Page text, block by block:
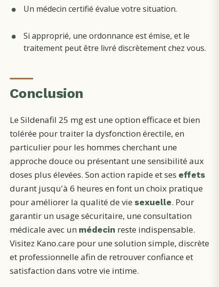
Un médecin certifié évalue votre situation.
Si approprié, une ordonnance est émise, et le
traitement peut être livré discrètement chez vous.
Conclusion
Le Sildenafil 25 mg est une option efficace et bien
tolérée pour traiter la dysfonction érectile, en
particulier pour les hommes cherchant une
approche douce ou présentant une sensibilité aux
doses plus élevées. Son action rapide et ses effets
durant jusqu'à 6 heures en font un choix pratique
pour améliorer la qualité de vie sexuelle. Pour
garantir un usage sécuritaire, une consultation
médicale avec un médecin reste indispensable.
Visitez Kano.care pour une solution simple, discrète
et professionnelle afin de retrouver confiance et
satisfaction dans votre vie intime.